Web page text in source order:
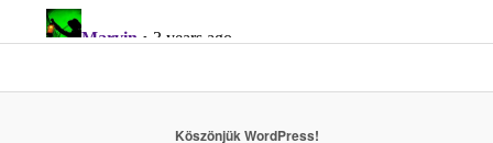
Köszönjük WordPress!